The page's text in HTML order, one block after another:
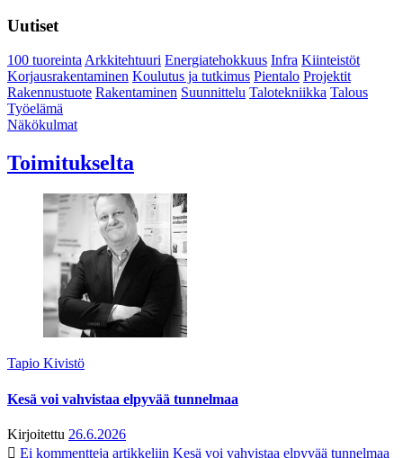
Uutiset
100 tuoreintaArkkitehtuuri Energiatehokkuus Infra Kiinteistöt
Korjausrakentaminen Koulutus ja tutkimus Pientalo Projektit
Rakennustuote Rakentaminen Suunnittelu Talotekniikka Talous
Työelämä
Näkökulmat
Toimitukselta
Tapio Kivistö
Kesä voi vahvistaa elpyvää tunnelmaa
Kirjoitettu 26.6.2026
Ei kommentteja artikkeliin Kesä voi vahvistaa elpyvää tunnelmaa